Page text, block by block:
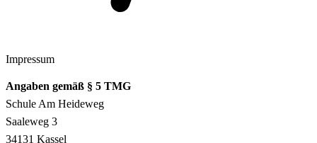
Impressum
Angaben gemäß § 5 TMG
Schule Am Heideweg
Saaleweg 3
34131 Kassel